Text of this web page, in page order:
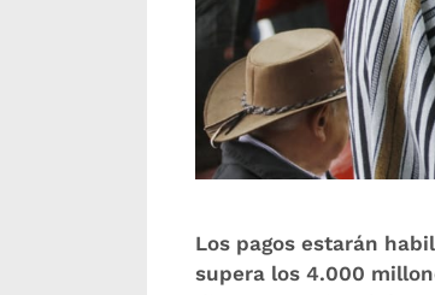
Los pagos estarán
supera los 4.000